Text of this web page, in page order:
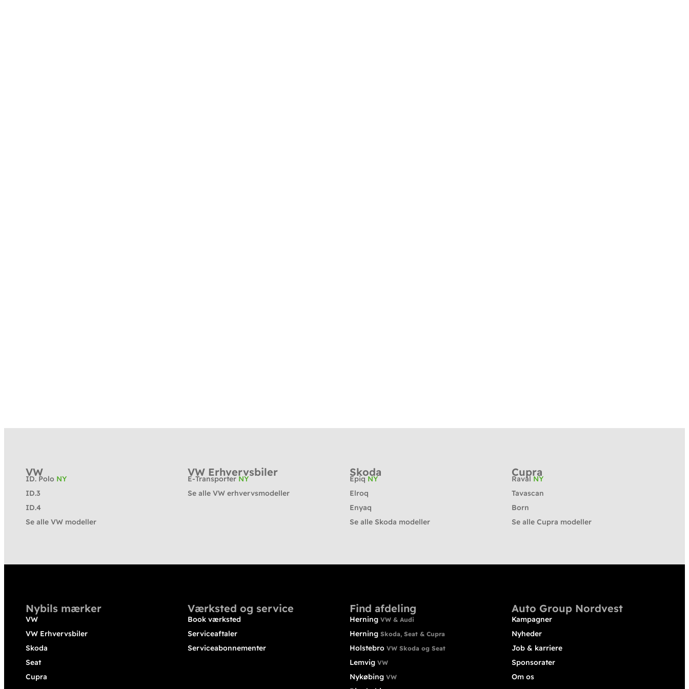
VW
ID. Polo NY
ID.3
ID.4
Se alle VW modeller
VW Erhvervsbiler
E-TransporterNY
Se alle VW erhvervsmodeller
Skoda
EpiqNY
Elroq
Enyaq
Se alle Skoda modeller
Cupra
RavalNY
Tavascan
Born
Se alle Cupra modeller
Nybils mærker
VW
VW Erhvervsbiler
Skoda
Seat
Cupra
Værksted og service
Book værksted
Serviceaftaler
Serviceabonnementer
Find afdeling
Herning VW & Audi
Herning Skoda, Seat & Cupra
Holstebro VW Skoda og Seat
Lemvig VW
Nykøbing VW
Auto Group Nordvest
Kampagner
Nyheder
Job & karriere
Sponsorater
Om os